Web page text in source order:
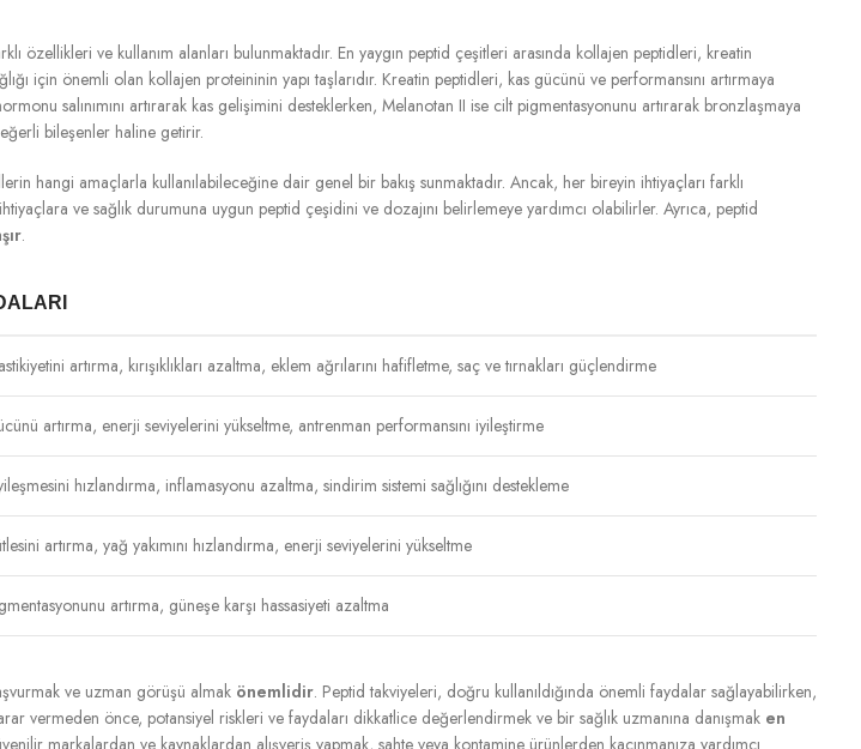
özellikleri ve kullanım alanları bulunmaktadır. En yaygın peptid çeşitleri arasında kollajen peptidleri, kreatin
için önemli olan kollajen proteininin yapı taşlarıdır. Kreatin peptidleri, kas gücünü ve performansını artırmaya
salınımını artırarak kas gelişimini desteklerken, Melanotan II ise cilt pigmentasyonunu artırarak bronzlaşmaya
bileşenler haline getirir.
hangi amaçlarla kullanılabileceğine dair genel bir bakış sunmaktadır. Ancak, her bireyin ihtiyaçları farklı
ve sağlık durumuna uygun peptid çeşidini ve dozajını belirlemeye yardımcı olabilirler. Ayrıca, peptid
.
artırma, kırışıklıkları azaltma, eklem ağrılarını hafifletme, saç ve tırnakları güçlendirme
artırma, enerji seviyelerini yükseltme, antrenman performansını iyileştirme
hızlandırma, inflamasyonu azaltma, sindirim sistemi sağlığını destekleme
artırma, yağ yakımını hızlandırma, enerji seviyelerini yükseltme
artırma, güneşe karşı hassasiyeti azaltma
ve uzman görüşü almak önemlidir. Peptid takviyeleri, doğru kullanıldığında önemli faydalar sağlayabilirken,
vermeden önce, potansiyel riskleri ve faydaları dikkatlice değerlendirmek ve bir sağlık uzmanına danışmak en
markalardan ve kaynaklardan alışveriş yapmak, sahte veya kontamine ürünlerden kaçınmanıza yardımcı